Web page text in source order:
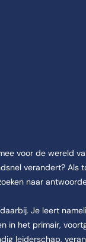
voor de wereld
verandert? Als
naar
Je leert
in het primair,
leiderschap,